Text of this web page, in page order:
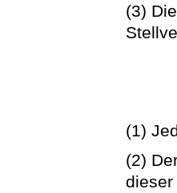
(3)
(1)
(2)
dieser